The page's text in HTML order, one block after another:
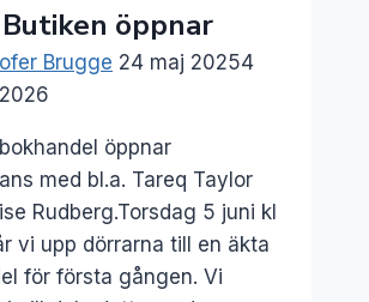
Kärki
Butiken öppnar
Brugge 24 maj 20254
öppnar
med bl.a. Tareq Taylor
Rudberg.Torsdag 5 juni kl
vi upp dörrarna till en äkta
för första gången. Vi